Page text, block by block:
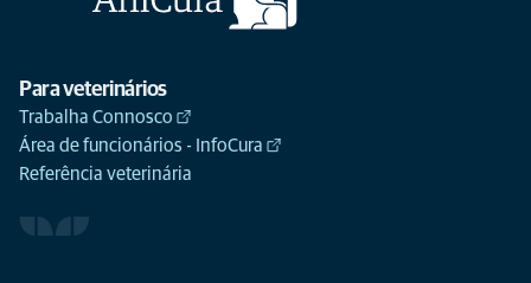
Para veterinários
Trabalha Connosco
Área de funcionários - InfoCura
Referência veterinária